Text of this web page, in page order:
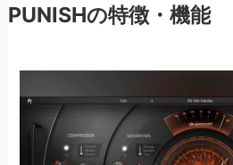
PUNISHの特徴・機能